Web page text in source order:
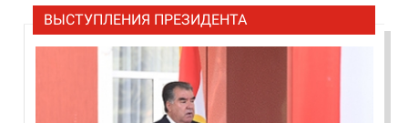
ВЫСТУПЛЕНИЯ ПРЕЗИДЕНТА